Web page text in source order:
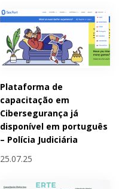
Plataforma de
capacitação em
Cibersegurança já
disponível em português
– Polícia Judiciária
25.07.25